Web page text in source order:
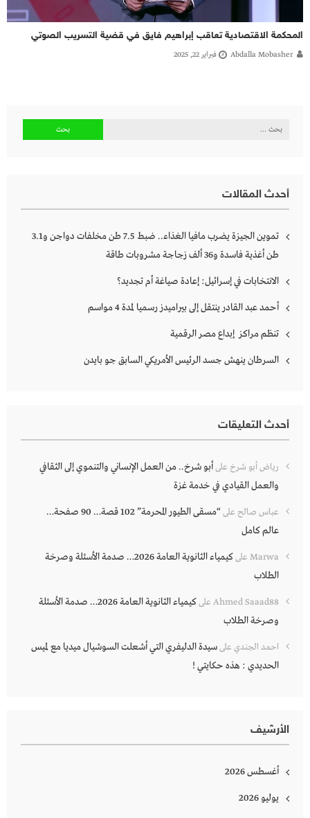
المحكمة الاقتصادية تعاقب إبراهيم فايق في قضية التسريب الصوتي
Abdalla Mobasher فبراير 22, 2025
البحث
أحدث المقالات
تموين الجيزة يضرب مافيا الغذاء.. ضبط 7.5 طن مخلفات دواجن و3.1
طن أغذية فاسدة و36 ألف زجاجة مشروبات طاقة
الانتخابات في إسرائيل: إعادة صياغة أم تجديد؟
أحمد عبد القادر ينتقل إلى بيراميدز رسميا لمدة 4 مواسم
تنظم مراكز إبداع مصر الرقمية
السرطان ينهش جسد الرئيس الأمريكي السابق جو بايدن
أحدث التعليقات
رياض أبو شرخ علىأبو شرخ.. من العمل الإنساني والتنموي إلى الثقافي
والعمل القيادي في خدمة غزة
عباس صالح على
“مسقى الطيور المحرمة” 102 قصة… 90 صفحة…
عالم كامل
Marwa على
كيمياء الثانوية العامة 2026… صدمة الأسئلة وصرخة
الطلاب
Ahmed Saaad88 على
كيمياء الثانوية العامة 2026… صدمة الأسئلة
وصرخة الطلاب
احمد الجندي علىسيدة الدليفري التي أشعلت السوشيال ميديا مع لميس
الحديدي : هذه حكايتي !
الأرشيف
أغسطس 2026
يوليو 2026